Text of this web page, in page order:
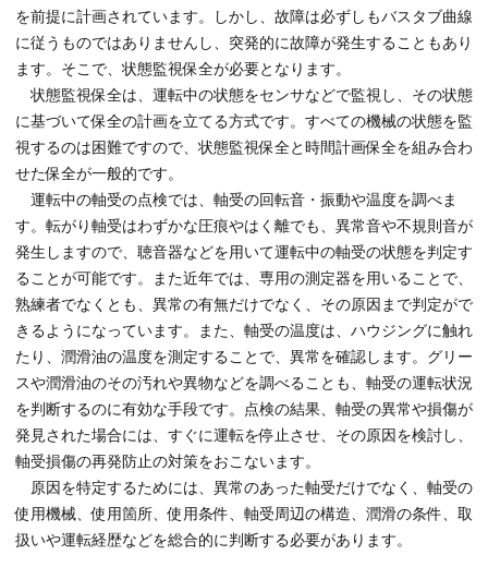
を前提に計画されています。しかし、故障は必ずしもバスタブ曲線
に従うものではありませんし、突発的に故障が発生することもあり
ます。そこで、状態監視保全が必要となります。
状態監視保全は、運転中の状態をセンサなどで監視し、その状態
に基づいて保全の計画を立てる方式です。すべての機械の状態を監
視するのは困難ですので、状態監視保全と時間計画保全を組み合わ
せた保全が一般的です。
運転中の軸受の点検では、軸受の回転音・振動や温度を調べま
す。転がり軸受はわずかな圧痕やはく離でも、異常音や不規則音が
発生しますので、聴音器などを用いて運転中の軸受の状態を判定す
ることが可能です。また近年では、専用の測定器を用いることで、
熟練者でなくとも、異常の有無だけでなく、その原因まで判定がで
きるようになっています。また、軸受の温度は、ハウジングに触れ
たり、潤滑油の温度を測定することで、異常を確認します。グリー
スや潤滑油のその汚れや異物などを調べることも、軸受の運転状況
を判断するのに有効な手段です。点検の結果、軸受の異常や損傷が
発見された場合には、すぐに運転を停止させ、その原因を検討し、
軸受損傷の再発防止の対策をおこないます。
原因を特定するためには、異常のあった軸受だけでなく、軸受の
使用機械、使用箇所、使用条件、軸受周辺の構造、潤滑の条件、取
扱いや運転経歴などを総合的に判断する必要があります。